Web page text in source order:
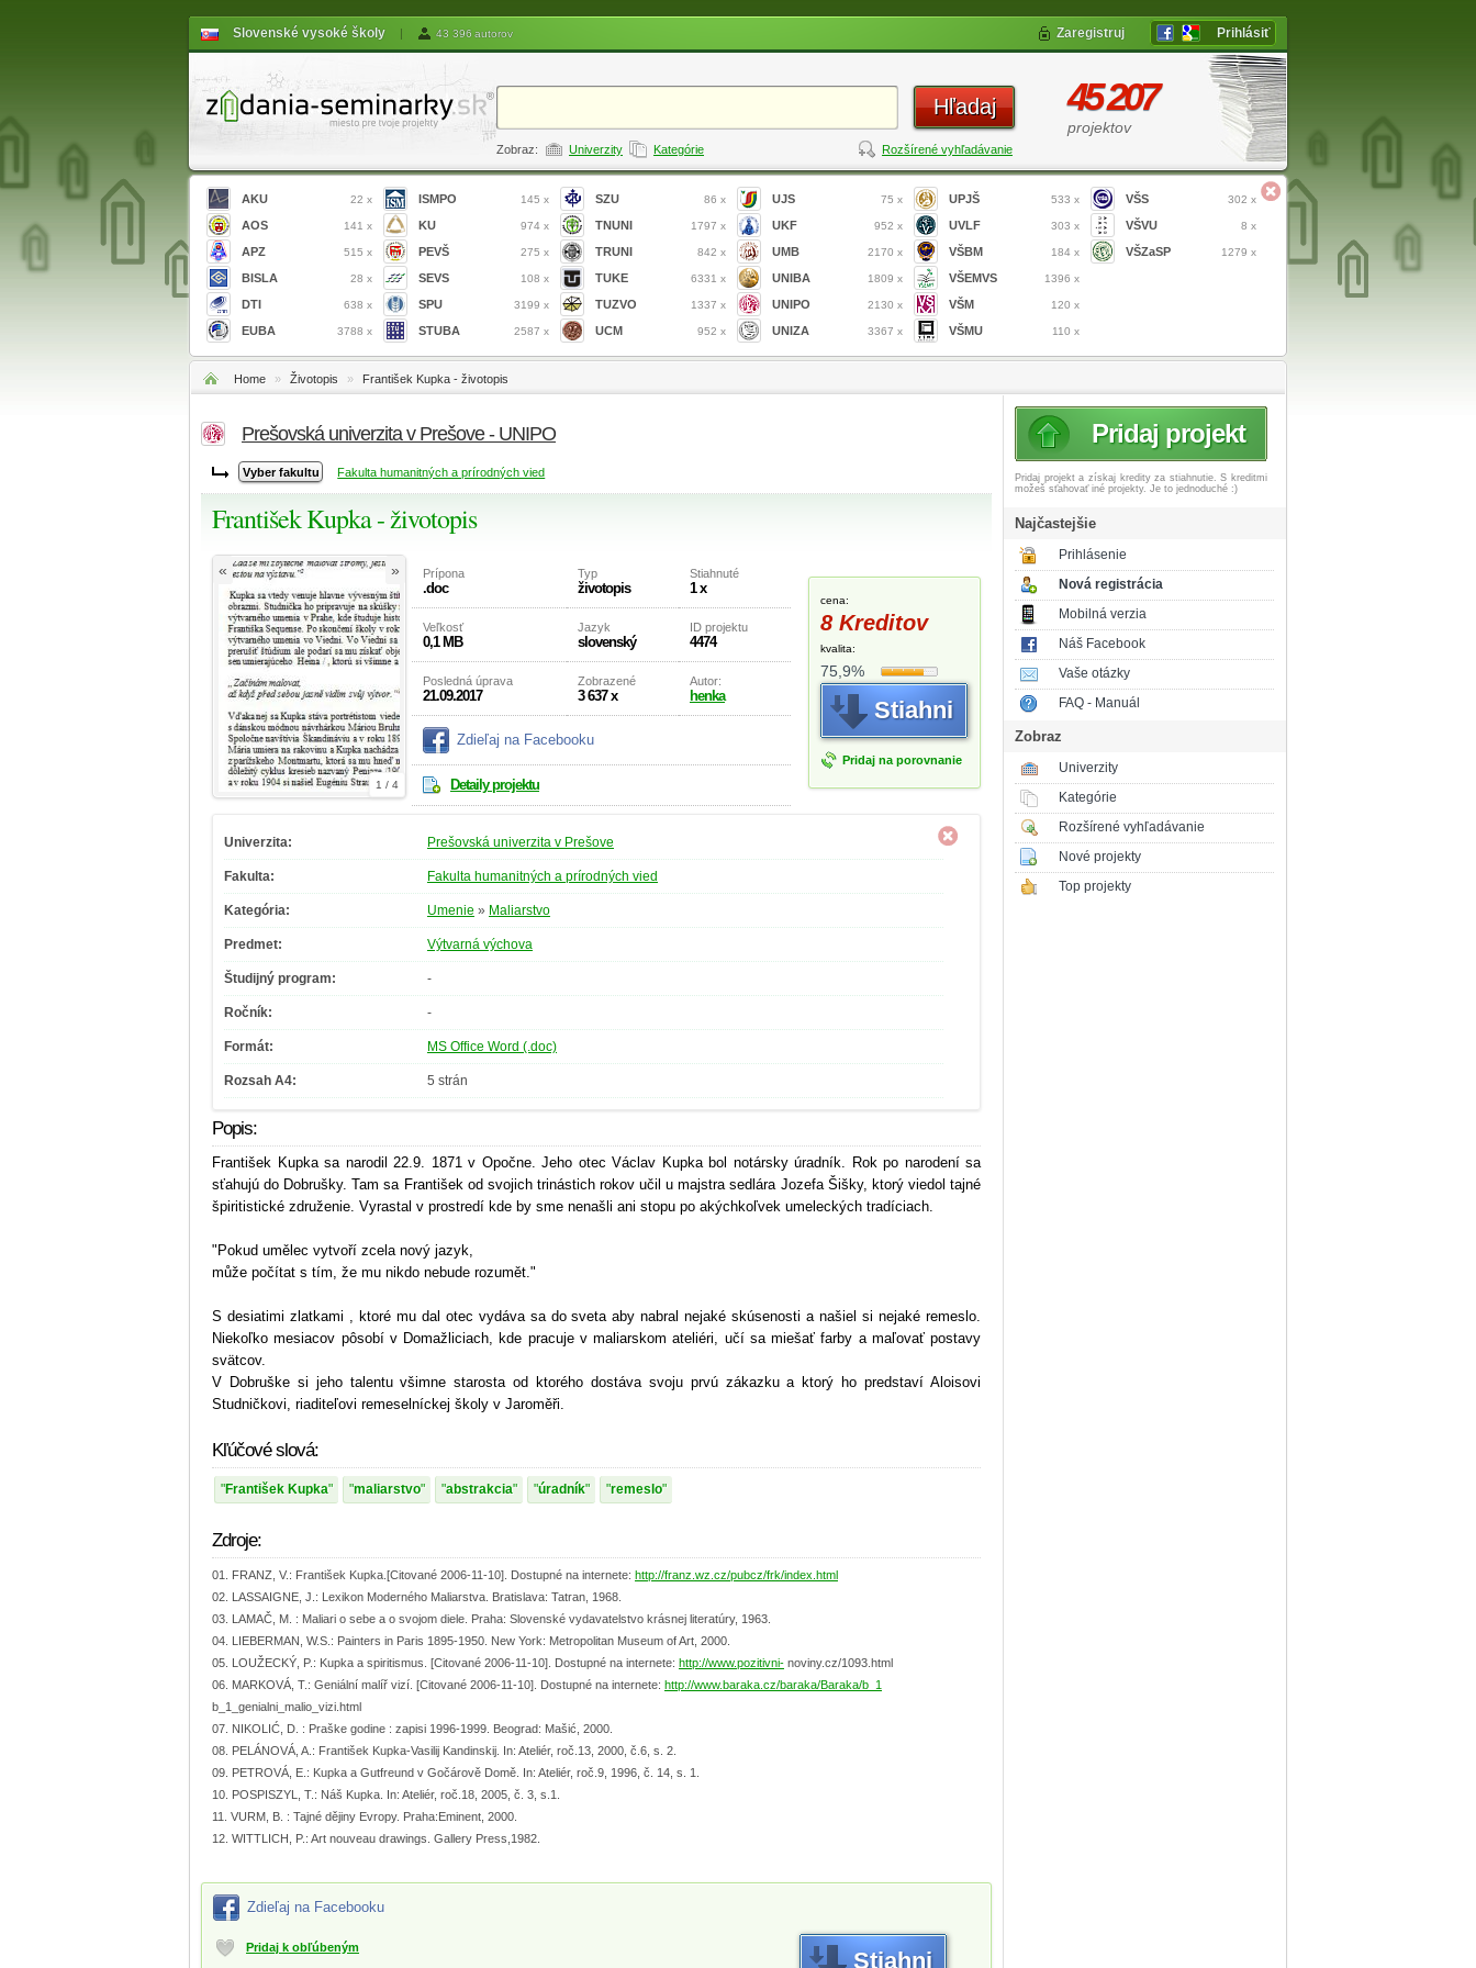
Slovenské vysoké školy | 43 396 autorov Zaregistruj Prihlásiť
Hľadaj
Zobraz: Univerzity Kategórie Rozšírené vyhľadávanie
45 207
projektov
AKU 22 x
AOS 141 x
APZ 515 x
BISLA 28 x
DTI 638 x
EUBA 3788 x
ISMPO 145 x
KU 974 x
PEVŠ 275 x
SEVS 108 x
SPU 3199 x
STUBA 2587 x
SZU 86 x
TNUNI 1797 x
TRUNI 842 x
TUKE 6331 x
TUZVO 1337 x
UCM 952 x
UJS 75 x
UKF 952 x
UMB 2170 x
UNIBA 1809 x
UNIPO 2130 x
UNIZA 3367 x
UPJŠ 533 x
UVLF 303 x
VŠBM 184 x
VŠEMVS 1396 x
VŠM 120 x
VŠMU 110 x
VŠS 302 x
VŠVU 8 x
VŠZaSP 1279 x
Home » Životopis » František Kupka - životopis
Prešovská univerzita v Prešove - UNIPO
Fakulta humanitných a prírodných vied
František Kupka - životopis
1 / 4
« » Prípona
.doc
Typ
životopis
Stiahnuté
1 x
Veľkosť
0,1 MB
Jazyk
slovenský
ID projektu
4474
Posledná úprava
21.09.2017
Zobrazené
3 637 x
Autor:
henka
Zdieľaj na Facebooku
Detaily projektu
cena:
8 Kreditov
kvalita:
75,9%
Stiahni
Pridaj na porovnanie
Univerzita: Prešovská univerzita v Prešove
Fakulta: Fakulta humanitných a prírodných vied
Kategória: Umenie » Maliarstvo
Predmet: Výtvarná výchova
Študijný program: -
Ročník: -
Formát: MS Office Word (.doc)
Rozsah A4: 5 strán
Popis:
František Kupka sa narodil 22.9. 1871 v Opočne. Jeho otec Václav Kupka bol notársky úradník. Rok po narodení sa
sťahujú do Dobrušky. Tam sa František od svojich trinástich rokov učil u majstra sedlára Jozefa Šišky, ktorý viedol tajné
špiritistické združenie. Vyrastal v prostredí kde by sme nenašli ani stopu po akýchkoľvek umeleckých tradíciach.
"Pokud umělec vytvoří zcela nový jazyk,
může počítat s tím, že mu nikdo nebude rozumět."
S desiatimi zlatkami , ktoré mu dal otec vydáva sa do sveta aby nabral nejaké skúsenosti a našiel si nejaké remeslo.
Niekoľko mesiacov pôsobí v Domažliciach, kde pracuje v maliarskom ateliéri, učí sa miešať farby a maľovať postavy
svätcov.
V Dobruške si jeho talentu všimne starosta od ktorého dostáva svoju prvú zákazku a ktorý ho predstaví Aloisovi
Studničkovi, riaditeľovi remeselníckej školy v Jaroměři.
Kľúčové slová:
František Kupka maliarstvo abstrakcia úradník remeslo
Zdroje:
FRANZ, V.: František Kupka.[Citované 2006-11-10]. Dostupné na internete: http://franz.wz.cz/pubcz/frk/index.html
LASSAIGNE, J.: Lexikon Moderného Maliarstva. Bratislava: Tatran, 1968.
LAMAČ, M. : Maliari o sebe a o svojom diele. Praha: Slovenské vydavatelstvo krásnej literatúry, 1963.
LIEBERMAN, W.S.: Painters in Paris 1895-1950. New York: Metropolitan Museum of Art, 2000.
LOUŽECKÝ, P.: Kupka a spiritismus. [Citované 2006-11-10]. Dostupné na internete: http://www.pozitivni- noviny.cz/1093.html
MARKOVÁ, T.: Geniální malíř vizí. [Citované 2006-11-10]. Dostupné na internete: http://www.baraka.cz/baraka/Baraka/b_1
b_1_genialni_malio_vizi.html
NIKOLIĆ, D. : Praške godine : zapisi 1996-1999. Beograd: Mašić, 2000.
PELÁNOVÁ, A.: František Kupka-Vasilij Kandinskij. In: Ateliér, roč.13, 2000, č.6, s. 2.
PETROVÁ, E.: Kupka a Gutfreund v Gočárově Domě. In: Ateliér, roč.9, 1996, č. 14, s. 1.
POSPISZYL, T.: Náš Kupka. In: Ateliér, roč.18, 2005, č. 3, s.1.
VURM, B. : Tajné dějiny Evropy. Praha:Eminent, 2000.
WITTLICH, P.: Art nouveau drawings. Gallery Press,1982.
Zdieľaj na Facebooku
Pridaj k obľúbeným Stiahni
Pridaj projekt
Pridaj projekt a získaj kredity za stiahnutie. S kreditmi
možeš sťahovať iné projekty. Je to jednoduché :)
Najčastejšie
Prihlásenie
Nová registrácia
Mobilná verzia
Náš Facebook
Vaše otázky
FAQ - Manuál
Zobraz
Univerzity
Kategórie
Rozšírené vyhľadávanie
Nové projekty
Top projekty